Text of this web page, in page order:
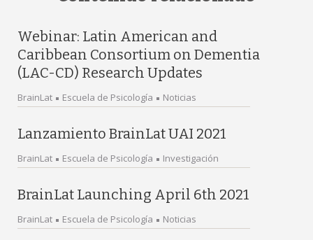
Webinar: Latin American and
Caribbean Consortium on Dementia
(LAC-CD) Research Updates
BrainLat Escuela de Psicología Noticias
Lanzamiento BrainLat UAI 2021
BrainLat Escuela de Psicología Investigación
BrainLat Launching April 6th 2021
BrainLat Escuela de Psicología Noticias